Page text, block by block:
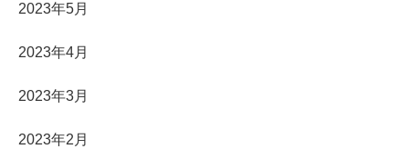
2023年5月
2023年4月
2023年3月
2023年2月